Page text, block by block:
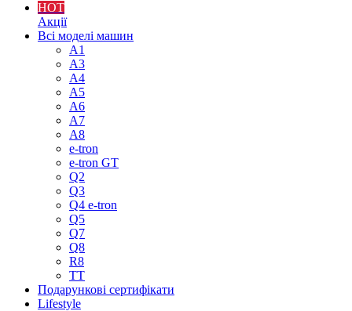
HOT
Акції
Всі моделі машин
A1
A3
A4
A5
A6
A7
A8
e-tron
e-tron GT
Q2
Q3
Q4 e-tron
Q5
Q7
Q8
R8
TT
Подарункові сертифікати
Lifestyle